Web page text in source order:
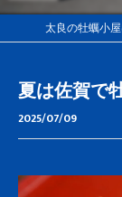
夏は佐賀で
2025/07/09